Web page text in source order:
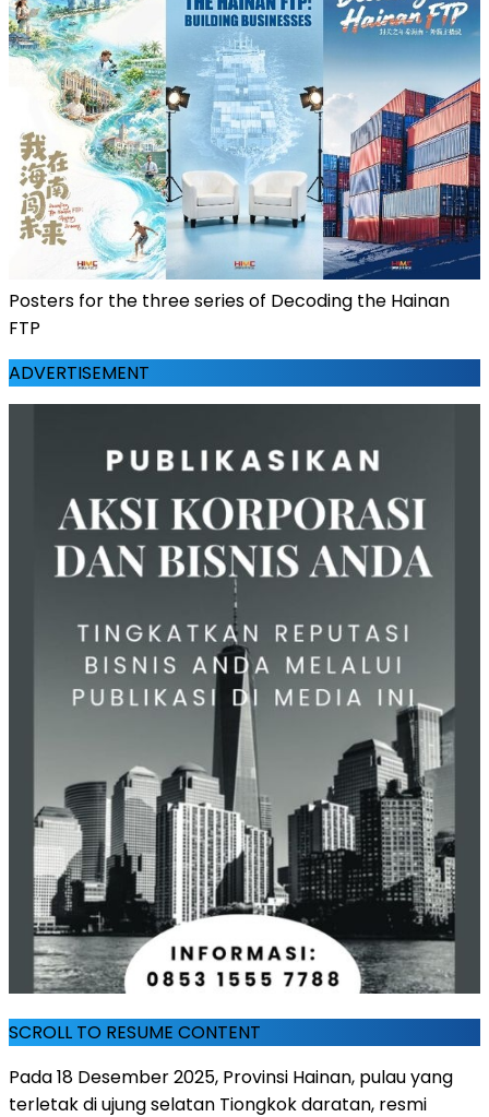
Posters for the three series of Decoding the Hainan
FTP
ADVERTISEMENT
SCROLL TO RESUME CONTENT
Pada 18 Desember 2025, Provinsi Hainan, pulau yang
terletak di ujung selatan Tiongkok daratan, resmi